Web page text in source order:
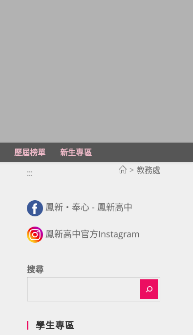
歷屆榜單
新生專區
> 教務處
:::
鳳新・奉心 - 鳳新高中
鳳新高中官方Instagram
搜尋
學生專區